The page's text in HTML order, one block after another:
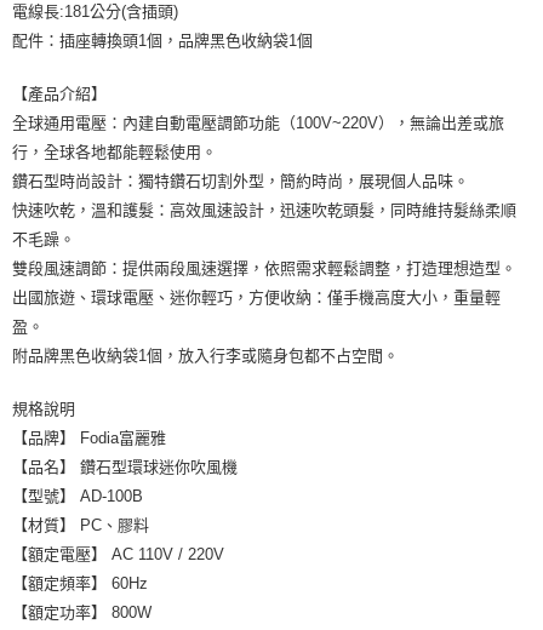
每筆NT$100
電線長:181公分(含插頭)
配件：插座轉換頭1個，品牌黑色收納袋1個
【產品介紹】
全球通用電壓：內建自動電壓調節功能（100V~220V），無論出差或旅
行，全球各地都能輕鬆使用。
鑽石型時尚設計：獨特鑽石切割外型，簡約時尚，展現個人品味。
快速吹乾，溫和護髮：高效風速設計，迅速吹乾頭髮，同時維持髮絲柔順
不毛躁。
雙段風速調節：提供兩段風速選擇，依照需求輕鬆調整，打造理想造型。
出國旅遊、環球電壓、迷你輕巧，方便收納：僅手機高度大小，重量輕
盈。
附品牌黑色收納袋1個，放入行李或隨身包都不占空間。
規格說明
【品牌】 Fodia富麗雅
【品名】 鑽石型環球迷你吹風機
【型號】 AD-100B
【材質】 PC、膠料
【額定電壓】 AC 110V / 220V
【額定頻率】 60Hz
【額定功率】 800W